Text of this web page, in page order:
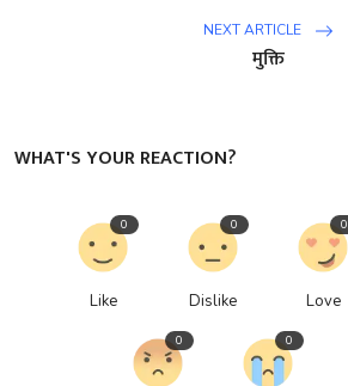
NEXT ARTICLE
मुक्ति
WHAT'S YOUR REACTION?
Like
0
Dislike
0
Love
0
0 0